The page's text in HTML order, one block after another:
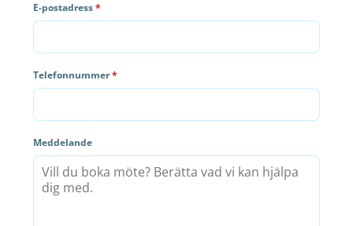
E-postadress*
Telefonnummer*
Meddelande